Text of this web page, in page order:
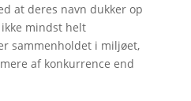
at deres navn dukker op
mindst helt
sammenholdet i miljøet,
af konkurrence end